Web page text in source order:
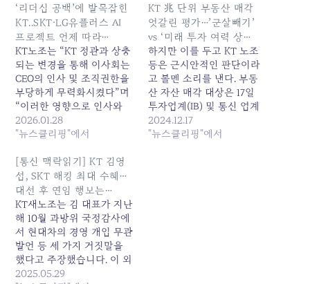
‘리더십 공백’에 발목잡힌
KT..SKT·LG유플러스 AI
프로젝트 언제 따라…
KT노조는 “KT 정관과 상충
되는 변경을 통해 이사회는
CEO의 인사 및 조직권한을
부당하게 무력화시켰다”며
“이러한 영향으로 인사와
조직개편은 늦어지고 경쟁
사가 한참 사업에 박차를 가
원본 기사: ‘리더십 공백’에
발목잡힌 KT..SKT·LG유플
러스 AI 프로젝트 언제 따
라... 발행일: 2026-01-28
01:06:00
2026.01.28
"뉴스클리핑"에서
KT 兆 단위 부동산 매각
엇갈린 평가…’군살빼기’
vs ‘미래 투자 여력 상…
하지만 이를 두고 KT 노조
등은 근시안적인 판단이라
고 볼멘 소리를 낸다. 부동
산 자산 매각 대상은 17일
투자업계(IB) 및 통신 업계
등에 따르면 KT는 KT, KT에
스테이트, NCP가 보유한 부
2024.12.17
"뉴스클리핑"에서
[통신 맥락읽기] KT 김영
섭, SKT 해킹 최대 수혜…
대선 후 연임 행보는…
KT새노조는 김 대표가 지난
해 10월 과방위 국정감사에
서 현대차의 경영 개입 무관
발언 등 세 가지 거짓말을
했다고 주장했습니다. 이 외
에도 통신 산업의 특성상 정
2025.05.29